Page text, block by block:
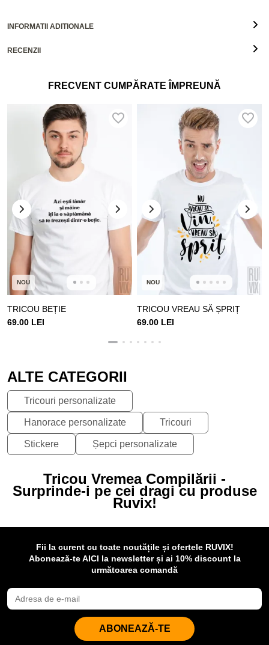
INFORMATII ADITIONALE
RECENZII
FRECVENT CUMPĂRATE ÎMPREUNĂ
NOU
TRICOU BEȚIE
69.00 LEI
NOU
TRICOU VREAU SĂ ȘPRIȚ
69.00 LEI
ALTE CATEGORII
Tricouri personalizate
Hanorace personalizate Tricouri
Stickere Șepci personalizate
Tricou Vremea Compilării -
Surprinde-i pe cei dragi cu produse
Ruvix!
Fii la curent cu toate noutățile și ofertele RUVIX!
Abonează-te AICI la newsletter și ai 10% discount la
următoarea comandă
ABONEAZĂ-TE